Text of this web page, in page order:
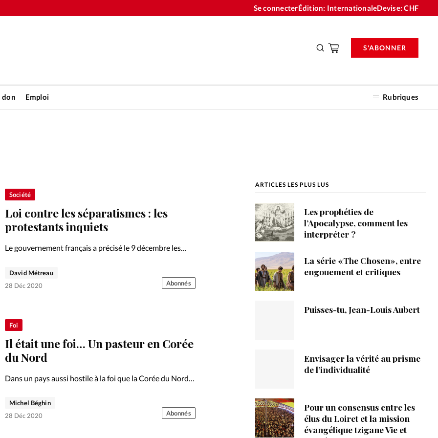
Se connecterÉdition: InternationaleDevise:CHF
don Emploi Rubriques
S'ABONNER
Foi
Opinions
À propos
Emploi
Société
Loi contre les séparatismes : les
protestants inquiets
Le gouvernement français a précisé le 9 décembre les
séparatismes. De quoi faire réagir les protestants, qui y
voient une menace pour les libertés de…
David Métreau
28 Déc 2020
Abonnés
Foi
Il était une foi… Un pasteur en Corée
du Nord
Dans un pays aussi hostile à la foi que la Corée du Nord,
décennies, dirige secrètement une Eglise de maison et
s’occupe de plusieurs familles de son…
Michel Béghin
28 Déc 2020
Abonnés
ARTICLES LES PLUS LUS
Les prophéties de
l’Apocalypse, comment les
interpréter ?
La série «The Chosen», entre
engouement et critiques
Puisses-tu, Jean-Louis Aubert
Envisager la vérité au prisme
de l’individualité
Pour un consensus entre les
élus du Loiret et la mission
évangélique tzigane Vie et